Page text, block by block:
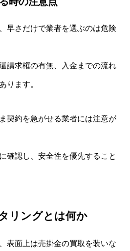
早さだけで業者を選ぶのは危険
請求権の有無、入金までの流れ
ります。
契約を急がせる業者には注意が
確認し、安全性を優先すること
リングとは何か
表面上は売掛金の買取を装いな